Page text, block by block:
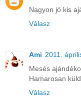
Nagyon jó kis
Válasz
Ami 2011.
Mesés
Hamarosan
Válasz